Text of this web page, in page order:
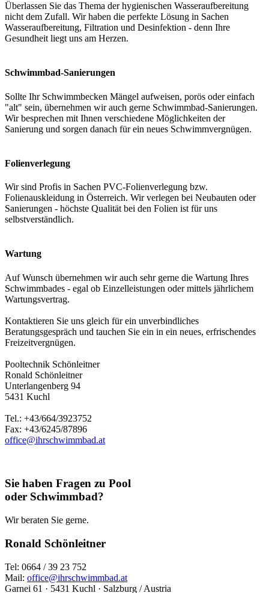
Überlassen Sie das Thema der hygienischen Wasseraufbereitung
nicht dem Zufall. Wir haben die perfekte Lösung in Sachen
Wasseraufbereitung, Filtration und Desinfektion - denn Ihre
Gesundheit liegt uns am Herzen.
Schwimmbad-Sanierungen
Sollte Ihr Schwimmbecken Mängel aufweisen, porös oder einfach
"alt" sein, übernehmen wir auch gerne Schwimmbad-Sanierungen.
Wir besprechen mit Ihnen verschiedene Möglichkeiten der
Sanierung und sorgen danach für ein neues Schwimmvergnügen.
Folienverlegung
Wir sind Profis in Sachen PVC-Folienverlegung bzw.
Folienauskleidung in Österreich. Wir verlegen bei Neubauten oder
Sanierungen - höchste Qualität bei den Folien ist für uns
selbstverständlich.
Wartung
Auf Wunsch übernehmen wir auch sehr gerne die Wartung Ihres
Schwimmbades - egal ob Einzelleistungen oder mittels jährlichem
Wartungsvertrag.
Kontaktieren Sie uns gleich für ein unverbindliches
Beratungsgespräch und tauchen Sie ein in ein neues, erfrischendes
Freizeitvergnügen.
Pooltechnik Schönleitner
Ronald Schönleitner
Unterlangenberg 94
5431 Kuchl
Tel.: +43/664/3923752
Fax: +43/6245/87896
office@ihrschwimmbad.at
Sie haben Fragen zu Pool
oder Schwimmbad?
Wir beraten Sie gerne.
Ronald Schönleitner
Tel: 0664 / 39 23 752
Mail: office@ihrschwimmbad.at
Garnei 61 · 5431 Kuchl · Salzburg / Austria